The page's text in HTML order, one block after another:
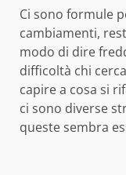
Ci sono formule
cambiamenti,
modo di dire
difficoltà chi
capire a cosa si
ci sono diverse
queste sembra